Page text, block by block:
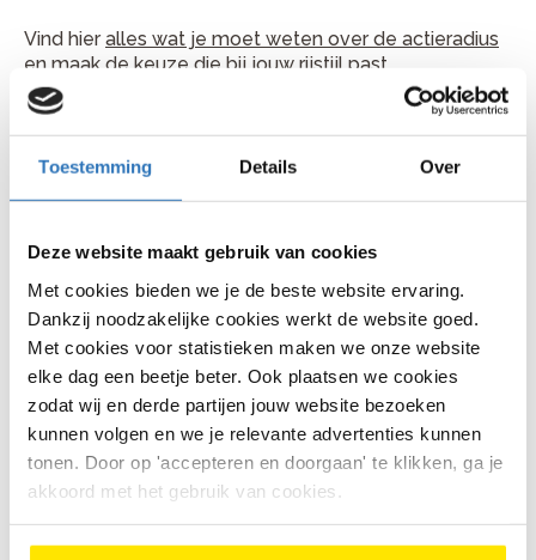
Toestemming Details Over
Deze website maakt gebruik van cookies
Met cookies bieden we je de beste website ervaring.
Dankzij noodzakelijke cookies werkt de website goed.
Met cookies voor statistieken maken we onze website
elke dag een beetje beter. Ook plaatsen we cookies
zodat wij en derde partijen jouw website bezoeken
kunnen volgen en we je relevante advertenties kunnen
tonen. Door op 'accepteren en doorgaan' te klikken, ga je
akkoord met het gebruik van cookies.
Vind hieralles wat je moet weten over de actieradius
en maak de keuze die bij jouw rijstijl past.
Accu positie
De plek van je accu bepaalt ook het rijgevoel:
Een accu op het framegeeft een strak design
met goede gewichtsverdeling
Een accu geïntegreerd in het frame oogt het
cleanst en maakt vaak een grotere
accucapaciteit mogelijk.
Versnellingen: wat heb je nodig?
De versnelling van je e-bike bepaalt hoe soepel je
schakelt en hoeveel onderhoud je eraan hebt. Voor de
meeste dagelijkse ritten in Nederland is een